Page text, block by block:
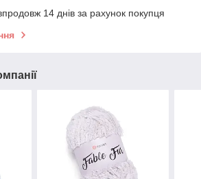
14 днів за рахунок покупця